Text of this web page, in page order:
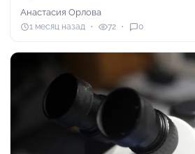
Анастасия Орлова
1 месяц назад 72 0